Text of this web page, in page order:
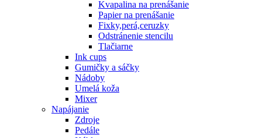
Kvapalina na prenášanie
Papier na prenášanie
Fixky,perá,ceruzky
Odstránenie stencilu
Tlačiarne
Ink cups
Gumičky a sáčky
Nádoby
Umelá koža
Mixer
Napájanie
Zdroje
Pedále